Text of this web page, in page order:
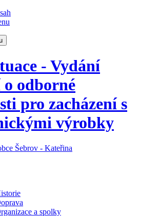
- Vydání
o odborné
pro zacházení s
výrobky
a spolky